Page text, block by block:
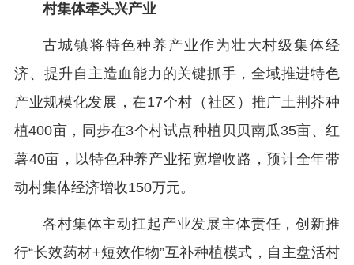
村集体牵头兴产业
古城镇将特色种养产业作为壮大村级集体经
济、提升自主造血能力的关键抓手，全域推进特色
产业规模化发展，在17个村（社区）推广土荆芥种
植400亩，同步在3个村试点种植贝贝南瓜35亩、红
薯40亩，以特色种养产业拓宽增收路，预计全年带
动村集体经济增收150万元。
各村集体主动扛起产业发展主体责任，创新推
行“长效药材+短效作物”互补种植模式，自主盘活村